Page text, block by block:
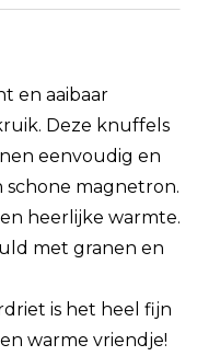
en aaibaar
Deze knuffels
eenvoudig en
magnetron.
heerlijke warmte.
met granen en
is het heel fijn
warme vriendje!